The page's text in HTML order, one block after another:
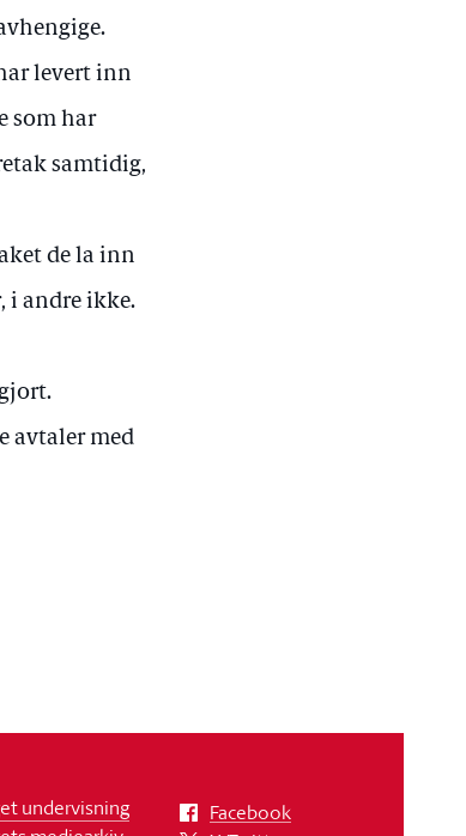
levert inn
som har
samtidig,
de la inn
i andre ikke.
avtaler med
undervisning
Facebook